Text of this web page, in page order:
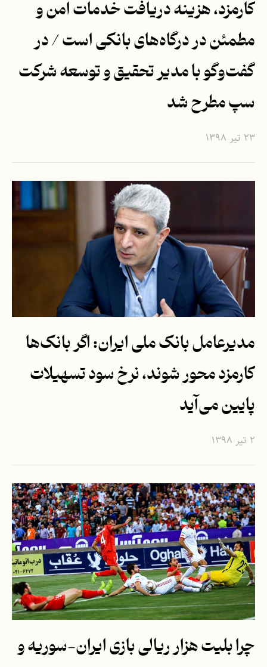
کارمزد، هزینه دریافت خدمات امن و
مطمئن در درگاه‌های بانکی است / در
گفت‌وگو با مدیر تحقیق و توسعه شرکت
سپ مطرح شد
۲۳ تیر ۱۳۹۸
مدیرعامل بانک ملی ایران: اگر بانک‌ها
کارمزد محور شوند، نرخ سود تسهیلات
پایین می‌آید
۲ تیر ۱۳۹۸
چرا بلیت هزار ریالی بازی ایران-سوریه و